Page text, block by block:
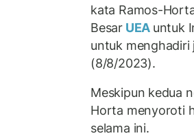
kata Ramos-
BesarUEA untuk
untuk menghadiri
(8/8/2023).
Meskipun kedua
Horta menyoroti
selama ini.